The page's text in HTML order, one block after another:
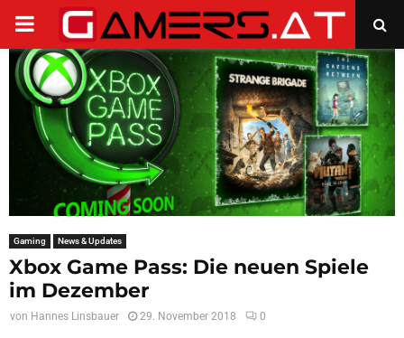
PRIMARY
MENU
Gaming News & Updates
Xbox Game Pass: Die neuen Spiele
im Dezember
von Hannes Linsbauer 29. November 2018 0